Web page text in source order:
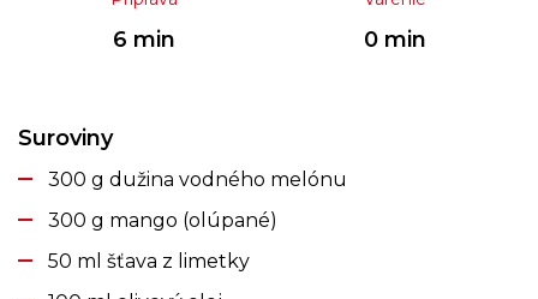
6 min 0 min
Suroviny
300 g dužina vodného melónu
300 g mango (olúpané)
50 ml šťava z limetky